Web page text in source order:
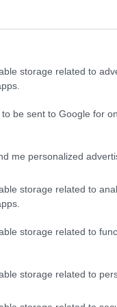
storage related to
be sent to Google for
me personalized
storage related to
storage related to
storage related to
treba im však
plastových okien
Hliníkové
náročnejšiu
aj na farbu
ochranu pred
Rady
dôležitá. Presne